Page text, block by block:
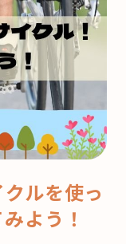
ルを使っ
よう！